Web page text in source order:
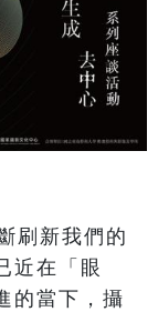
刷新我們的
近在「眼
的當下，攝